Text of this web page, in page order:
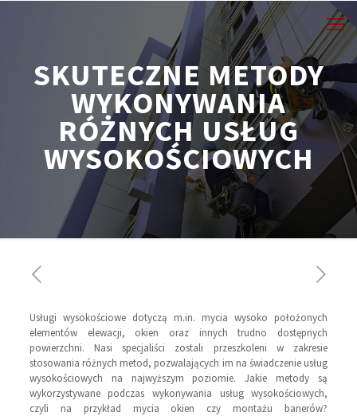
SKUTECZNE METODY
WYKONYWANIA
RÓŻNYCH USŁUG
WYSOKOŚCIOWYCH
Usługi wysokościowe dotyczą m.in. mycia wysoko położonych
elementów elewacji, okien oraz innych trudno dostępnych
powierzchni. Nasi specjaliści zostali przeszkoleni w zakresie
stosowania różnych metod, pozwalających im na świadczenie usług
wysokościowych na najwyższym poziomie. Jakie metody są
wykorzystywane podczas wykonywania usług wysokościowych,
czyli na przykład mycia okien czy montażu banerów?